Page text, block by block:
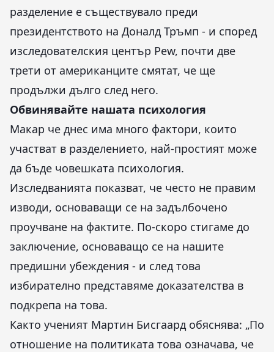
разделение е съществувало преди
президентството на Доналд Тръмп - и според
изследователския център Pew, почти две
трети от американците смятат, че ще
продължи дълго след него.
Обвинявайте нашата психология
Макар че днес има много фактори, които
участват в разделението, най-простият може
да бъде човешката психология.
Изследванията показват, че често не правим
изводи, основаващи се на задълбочено
проучване на фактите. По-скоро стигаме до
заключение, основаващо се на нашите
предишни убеждения - и след това
избирателно представяме доказателства в
подкрепа на това.
Както ученият Мартин Бисгаард обяснява: „По
отношение на политиката това означава, че